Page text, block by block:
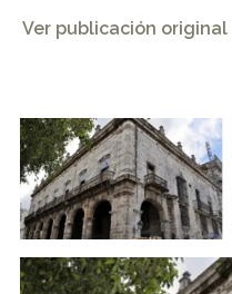
Ver publicación original